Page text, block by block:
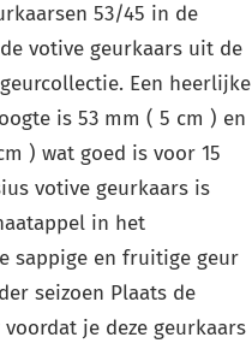
53/45 in de
votive geurkaars uit de
Een heerlijke
is 53 mm ( 5 cm ) en
) wat goed is voor 15
votive geurkaars is
in het
sappige en fruitige geur
seizoen Plaats de
je deze geurkaars